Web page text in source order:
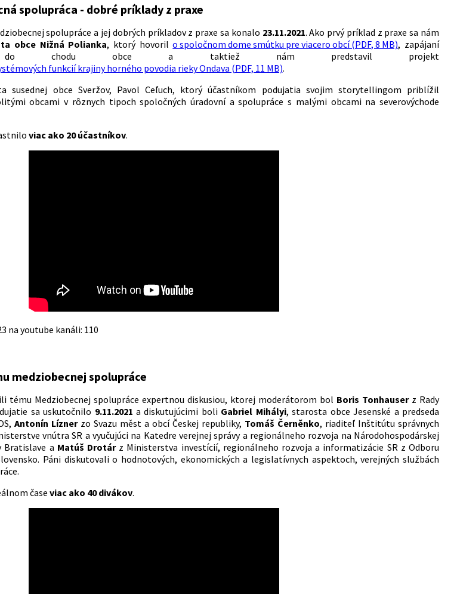
spolupráca - dobré príklady z praxe
spolupráce a jej dobrých príkladov z praxe sa konalo 23.11.2021. Ako prvý príklad z praxe sa nám
obce Nižná Polianka, ktorý hovorilo spoločnom dome smútku pre viacero obcí (PDF, 8 MB), zapájaní
do chodu obce a taktiež nám predstavil projekt
funkcií krajiny horného povodia rieky Ondava (PDF, 11 MB).
susednej obce Sveržov, Pavol Ceľuch, ktorý účastníkom podujatia svojim storytellingom priblížil
obcami v rôznych tipoch spoločných úradovní a spolupráce s malými obcami na severovýchode
viac ako 20 účastníkov.
na youtube kanáli: 110
medziobecnej spolupráce
tému Medziobecnej spolupráce expertnou diskusiou, ktorej moderátorom bol Boris Tonhauserz Rady
sa uskutočnilo 9.11.2021 a diskutujúcimi boli Gabriel Mihályi, starosta obce Jesenské a predseda
Antonín Líznerzo Svazu měst a obcí Českej republiky, Tomáš Černěnko, riaditeľ Inštitútu správnych
vnútra SR a vyučujúci na Katedre verejnej správy a regionálneho rozvoja na Národohospodárskej
Bratislave a Matúš Drotárz Ministerstva investícií, regionálneho rozvoja a informatizácie SR z Odboru
Páni diskutovali o hodnotových, ekonomických a legislatívnych aspektoch, verejných službách
čase viac ako 40 divákov.